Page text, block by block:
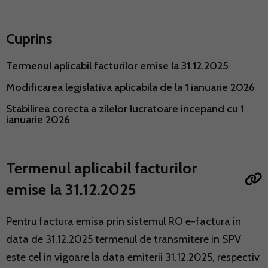
Cuprins
Termenul aplicabil facturilor emise la 31.12.2025
Modificarea legislativa aplicabila de la 1 ianuarie 2026
Stabilirea corecta a zilelor lucratoare incepand cu 1
ianuarie 2026
Termenul aplicabil facturilor
emise la 31.12.2025
Pentru factura emisa prin sistemul RO e-factura in
data de 31.12.2025 termenul de transmitere in SPV
este cel in vigoare la data emiterii 31.12.2025, respectiv